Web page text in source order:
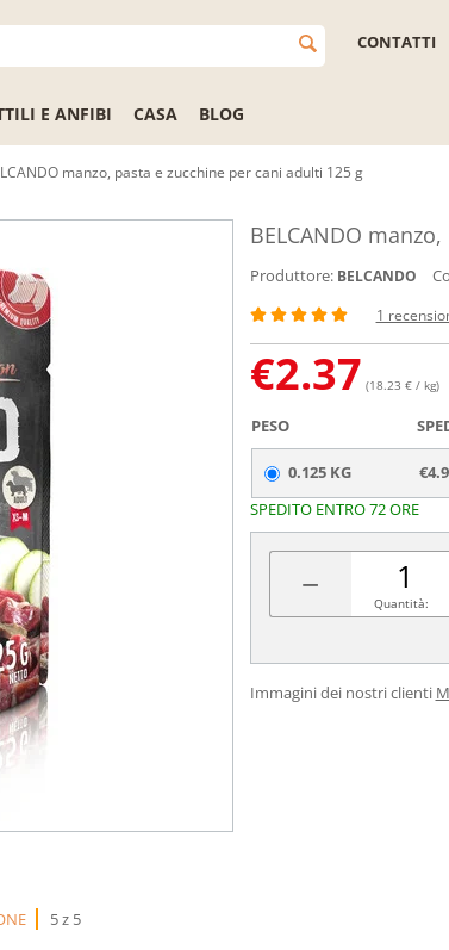
CONTATTI
E ANFIBI CASA BLOG
manzo, pasta e zucchine per cani adulti 125 g
BELCANDO
Produttore: BELCANDO
1
€2.37 (18.23 € / kg)
PESO
0.125 KG
SPEDITO ENTRO 72 ORE
− Quantità:
Immagini dei nostri clienti
5 z 5